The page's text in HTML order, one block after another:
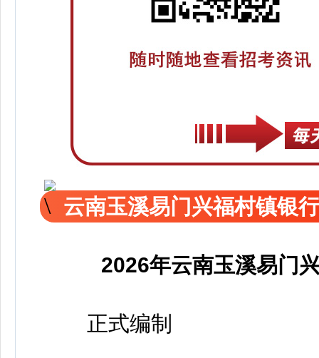
云南玉溪易门兴福村镇银
2026年云南玉溪易门
正式编制